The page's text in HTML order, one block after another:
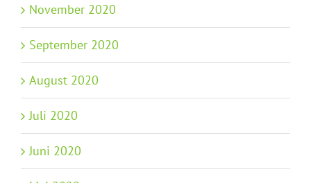
November 2020
September 2020
August 2020
Juli 2020
Juni 2020